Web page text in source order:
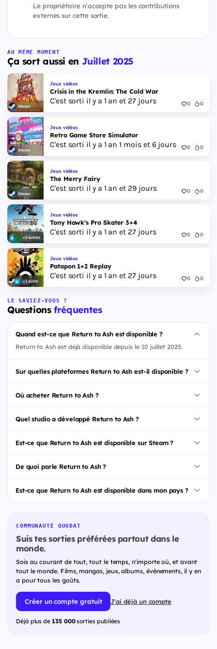
Le propriétaire n'accepte pas les contributions
externes sur cette sortie.
AU MÊME MOMENT
Ça sort aussi en Juillet 2025
Steam
Jeux vidéos
Crisis in the Kremlin: The Cold War
C'est sorti il y a 1 an et 27 jours 0 0
Steam
Jeux vidéos
Retro Game Store Simulator
C'est sorti il y a 1 an 1 mois et 6 jours 0 0
Steam
Jeux vidéos
The Merry Fairy
C'est sorti il y a 1 an et 29 jours 0 0
+2 autres
Jeux vidéos
Tony Hawk's Pro Skater 3+4
C'est sorti il y a 1 an et 27 jours 0 0
+1 autre
Jeux vidéos
Patapon 1+2 Replay
C'est sorti il y a 1 an et 27 jours 0 0
LE SAVIEZ-VOUS ?
Questionsfréquentes
Quand est-ce que Return to Ash est disponible ?
Return to Ash est déjà disponible depuis le 10 juillet 2025.
Sur quelles plateformes Return to Ash est-il disponible ?
Où acheter Return to Ash ?
Quel studio a développé Return to Ash ?
Est-ce que Return to Ash est disponible sur Steam ?
De quoi parle Return to Ash ?
Est-ce que Return to Ash est disponible dans mon pays ?
COMMUNAUTÉ QUODAT
Suis tes sorties préférées partout dans le
monde.
Sois au courant de tout, tout le temps, n'importe où, et avant
tout le monde. Films, mangas, jeux, albums, événements, il y en
a pour tous les goûts.
Créer un compte gratuit J'ai déjà un compte
Déjà plus de 135 000sorties publiées